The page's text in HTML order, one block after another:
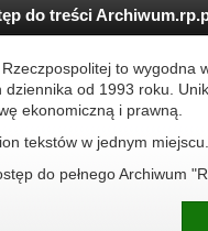
do treści
to wygodna
dziennika od 1993 roku.
ekonomiczną i prawną.
tekstów w jednym miejscu.
do pełnego Archiwum